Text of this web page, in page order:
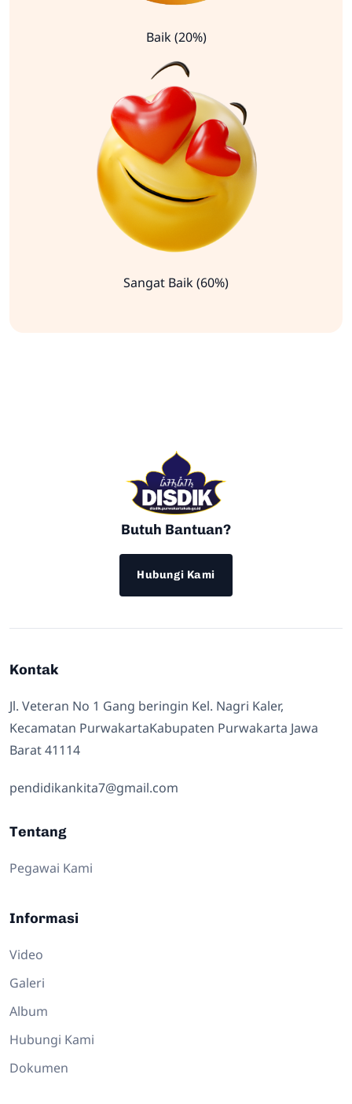
Baik (20%)
Sangat Baik (60%)
Butuh Bantuan?
Hubungi Kami
Kontak
Jl. Veteran No 1 Gang beringin Kel. Nagri Kaler,
Kecamatan PurwakartaKabupaten Purwakarta Jawa
Barat 41114
pendidikankita7@gmail.com
Tentang
Pegawai Kami
Informasi
Video
Galeri
Album
Hubungi Kami
Dokumen